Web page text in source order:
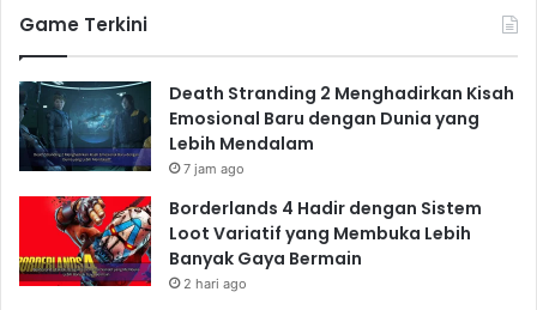
Game Terkini
Death Stranding 2 Menghadirkan Kisah
Emosional Baru dengan Dunia yang
Lebih Mendalam
7 jam ago
Borderlands 4 Hadir dengan Sistem
Loot Variatif yang Membuka Lebih
Banyak Gaya Bermain
2 hari ago